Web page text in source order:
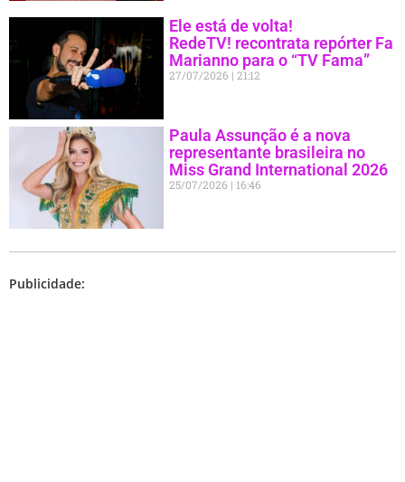
Ele está de volta!
RedeTV! recontrata repórter Fa
Marianno para o “TV Fama”
27/07/2026 21:12
Paula Assunção é a nova
representante brasileira no
Miss Grand International 2026
25/07/2026 16:46
Publicidade: